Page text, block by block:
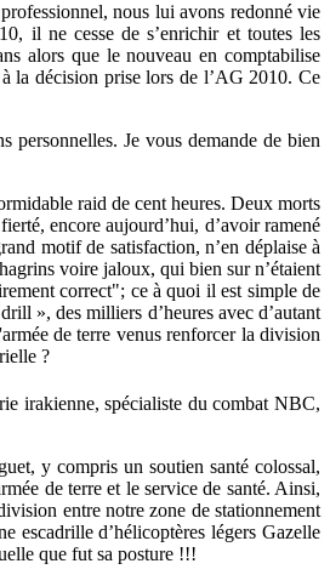
nous lui avons redonné vie
il ne cesse de s’enrichir et toutes les
alors que le nouveau en comptabilise
la décision prise lors de l’AG 2010. Ce
personnelles. Je vous demande de bien
raid de cent heures. Deux morts
encore aujourd’hui, d’avoir ramené
motif de satisfaction, n’en déplaise à
voire jaloux, qui bien sur n’étaient
correct"; ce à quoi il est simple de
», des milliers d’heures avec d’autant
de terre venus renforcer la division
?
irakienne, spécialiste du combat NBC,
y compris un soutien santé colossal,
de terre et le service de santé. Ainsi,
entre notre zone de stationnement
escadrille d’hélicoptères légers Gazelle
que fut sa posture !!!